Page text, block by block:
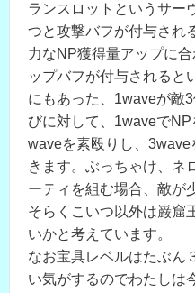
ランスロットというサー
つと攻撃バフが付与され
力なNP獲得量アップに
ップバフが付与されると
にもあった、1waveが敵
びに対して、1waveで
waveを素殴りし、
きます。ぶっちゃけ、ネ
ーティを組む場合、敵が
そらくこいつ以外は巌窟
いかと考えています。
なお宝具レベルはたぶん
い気がするのでわたしは